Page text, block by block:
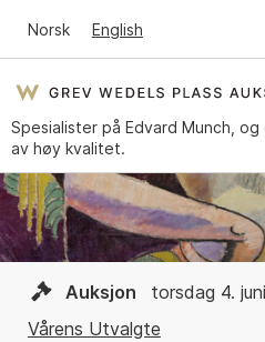
Norsk English
Spesialister på Edvard Munch,
av høy kvalitet.
Auksjon
torsdag 4.
Vårens Utvalgte